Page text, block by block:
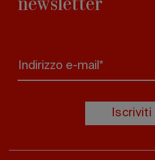
Indirizzo e-mail*
Iscriviti